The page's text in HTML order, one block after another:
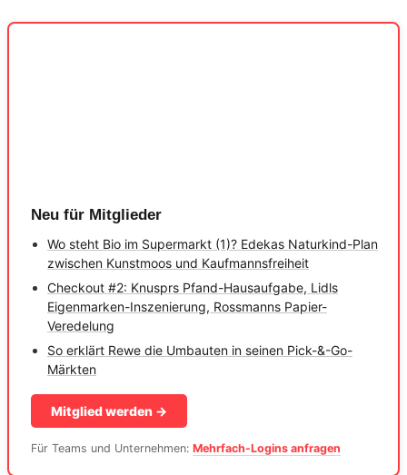
Neu für Mitglieder
Wo steht Bio im Supermarkt (1)? Edekas Naturkind-Plan
zwischen Kunstmoos und Kaufmannsfreiheit
Checkout #2: Knusprs Pfand-Hausaufgabe, Lidls
Eigenmarken-Inszenierung, Rossmanns Papier-
Veredelung
So erklärt Rewe die Umbauten in seinen Pick-&-Go-
Märkten
Mitglied werden →
Für Teams und Unternehmen: Mehrfach-Logins anfragen